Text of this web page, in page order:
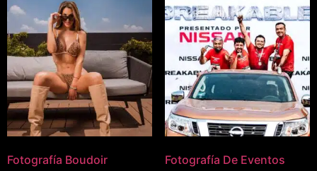
Fotografía Boudoir Fotografía De Eventos